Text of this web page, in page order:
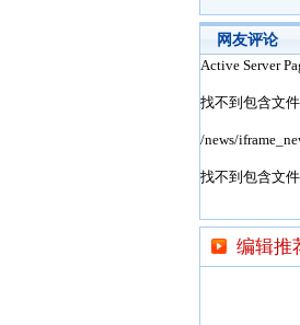
网友评论
编辑推